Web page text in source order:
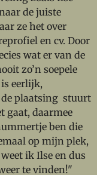
de juiste
ze het over
en cv. Door
wat er van de
zo’n soepele
eerlijk,
de plaatsing stuurt
gaat, daarmee
ben die
op mijn plek,
ik Ilse en dus
te vinden!"